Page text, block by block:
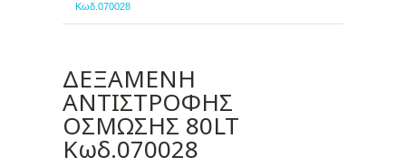
Κωδ.070028
ΔΕΞΑΜΕΝΗ
ΑΝΤΙΣΤΡΟΦΗΣ
ΟΣΜΩΣΗΣ 80LT
Κωδ.070028